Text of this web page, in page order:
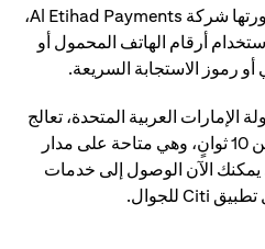
AANI هي خدمة دفع فورية طورتها شركة Al Etihad Payments،
أرقام الهاتف المحمول أو
أو رموز الاستجابة السريعة.
الإمارات العربية المتحدة، تعالج
AANI المعاملات في أقل من 10 ثوانٍ، وهي متاحة على مدار
يمكنك الآن الوصول إلى خدمات